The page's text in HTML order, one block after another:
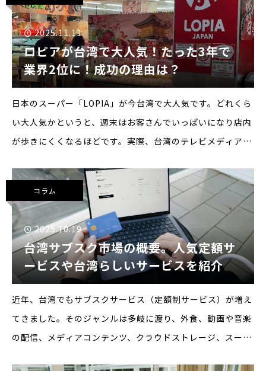
2025.11.11
ロピアが台湾で大人気！たった3年で
業界2位に！成功の理由は？
日本のスーパー「LOPIA」が今台湾で大人気です。どれくら
い大人気かというと、週末はお客さんでいっぱいになり店内
が歩きにくくなるほどです。実際、台湾のテレビメディアや
名ビジネス誌「商業週刊」がY
コラム
2025.10.19
台湾サブスク市場の概要。人気定額サ
ービスや台湾らしいサービスを紹介
近年、台湾でもサブスクサービス（定額制サービス）が増え
てきました。そのジャンルは多岐に渡り、外食、動画や音楽
の配信、メディアコンテンツ、クラウドストレージ、スーパ